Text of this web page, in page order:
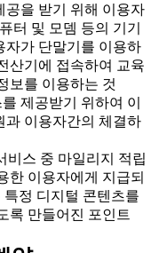
을 받기 위해 이용자
터 및 모뎀 등의 기기
가 단말기를 이용하
산기에 접속하여 교육
보를 이용하는 것
제공받기 위하여 이
과 이용자간의 체결하
비스 중 마일리지 적립
한 이용자에게 지급되
특정 디지털 콘텐츠를
록 만들어진 포인트